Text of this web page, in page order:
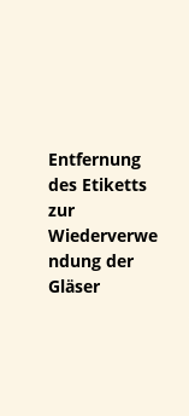
Entfernung
des Etiketts
zur
Wiederverwe
ndung der
Gläser